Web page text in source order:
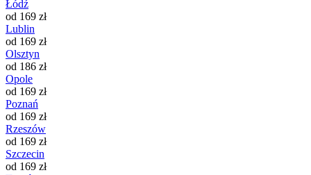
Łódź
od 169 zł
Lublin
od 169 zł
Olsztyn
od 186 zł
Opole
od 169 zł
Poznań
od 169 zł
Rzeszów
od 169 zł
Szczecin
od 169 zł